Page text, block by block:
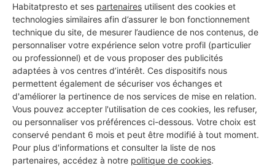
Habitatpresto et ses partenaires utilisent des cookies et
technologies similaires afin d’assurer le bon fonctionnement
technique du site, de mesurer l’audience de nos contenus, de
personnaliser votre expérience selon votre profil (particulier
ou professionnel) et de vous proposer des publicités
adaptées à vos centres d’intérêt. Ces dispositifs nous
permettent également de sécuriser vos échanges et
d'améliorer la pertinence de nos services de mise en relation.
Vous pouvez accepter l'utilisation de ces cookies, les refuser,
ou personnaliser vos préférences ci-dessous. Votre choix est
conservé pendant 6 mois et peut être modifié à tout moment.
Pour plus d'informations et consulter la liste de nos
partenaires, accédez à notre politique de cookies.
PROFESSIONNEL, VOUS
SOUHAITEZ NOUS
REJOINDRE ?
M'inscrire gratuitement